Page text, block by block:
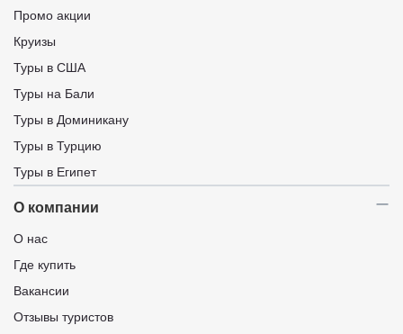
Промо акции
Круизы
Туры в США
Туры на Бали
Туры в Доминикану
Туры в Турцию
Туры в Египет
О компании
О нас
Где купить
Вакансии
Отзывы туристов